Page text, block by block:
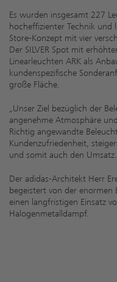
Es wurden insgesamt 227
hocheffizienter Technik und
Store-Konzept mit vier
Der SILVER Spot mit
Linearleuchten ARK als
kundenspezifische
große Fläche.
„Unser Ziel bezüglich der
angenehme Atmosphäre
Richtig angewandte
Kundenzufriedenheit,
und somit auch den
Der adidas-Architekt Herr
begeistert von der enormen
einen langfristigen Einsatz
Halogenmetalldampf.